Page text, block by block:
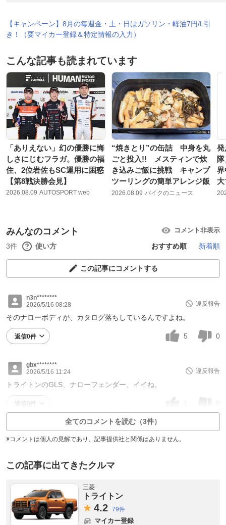
【キャンペーン】8月の毎週金・土・日はガソリン・軽油7円/L引
き！（要マイカー登録＆特定情報の入力）
こんな記事も読まれています
「ありえない」幻の優勝に悔
しさにじむフラガ。優勝の福
住、2位岩佐もSC運用に困惑
【第8戦決勝会見】
2026.08.09 AUTOSPORT web
“焼きとり”の缶詰 中身を丸
ごと投入!! メスティンで炊
き込みご飯に挑戦 キャンプ
ツーリングの簡単アレンジ飯
2026.08.09 バイクのニュース
発
みんなのコメント コメント非表示
3件 使い方 おすすめ順 新着順
この記事にコメントする
n3n********
2026/5/16 08:28
違反報告
そのナローボディが、カタログ落ちしているんですよね。
返信0件 5 0
gbx********
2026/5/16 11:24
違反報告
トライトンのGLS、ナローフェンダー、イイね。
返信0件
全てのコメントを読む（3件）
※コメントは個人の見解であり、記事提供社と関係はありません。
この記事に出てきたクルマ
三菱
トライトン
4.2 79件
マイカー登録